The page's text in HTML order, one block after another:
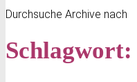
Durchsuche Archive nach
Schlagwort: